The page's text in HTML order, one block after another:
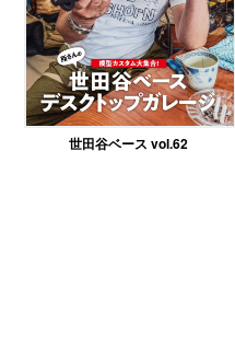
世田谷ベース vol.62